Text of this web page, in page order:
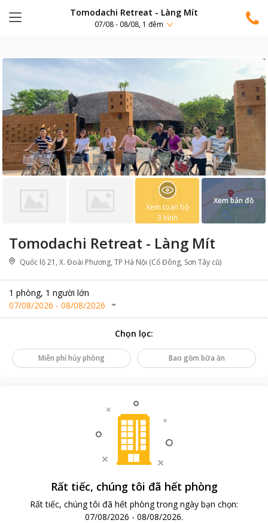
Tomodachi Retreat - Làng Mít
07/08 - 08/08, 1 đêm
Tomodachi Retreat - Làng Mít
Quốc lộ 21, X. Đoài Phương, TP Hà Nội (Cổ Đông, Sơn Tây cũ)
1 phòng, 1 người lớn
07/08/2026 - 08/08/2026
Xem toàn bộ
3 hình
Xem bản đồ
Chọn lọc:
Miễn phí hủy phòng Bao gồm bữa ăn
Rất tiếc, chúng tôi đã hết phòng
Rất tiếc, chúng tôi đã hết phòng trong ngày bạn chọn:
07/08/2026 - 08/08/2026.